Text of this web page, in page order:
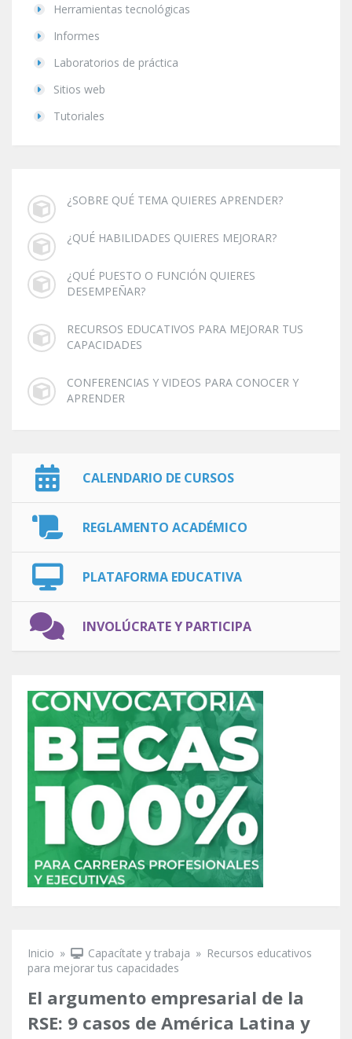
Herramientas tecnológicas
Informes
Laboratorios de práctica
Sitios web
Tutoriales
¿SOBRE QUÉ TEMA QUIERES APRENDER?
¿QUÉ HABILIDADES QUIERES MEJORAR?
¿QUÉ PUESTO O FUNCIÓN QUIERES
DESEMPEÑAR?
RECURSOS EDUCATIVOS PARA MEJORAR TUS
CAPACIDADES
CONFERENCIAS Y VIDEOS PARA CONOCER Y
APRENDER
CALENDARIO DE CURSOS
REGLAMENTO ACADÉMICO
PLATAFORMA EDUCATIVA
INVOLÚCRATE Y PARTICIPA
Se encuentra usted aquí
Inicio » Capacítate y trabaja » Recursos educativos
para mejorar tus capacidades
El argumento empresarial de la
RSE: 9 casos de América Latina y